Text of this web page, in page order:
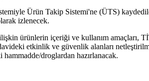
Ürün Takip Sistemi'ne (ÜTS)
izlenecek.
ürünlerin içeriği ve kullanım amaçları,
etkinlik ve güvenlik alanları
hammadde/droglardan hazırlanacak.